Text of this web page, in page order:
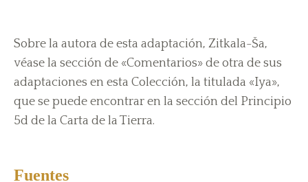
Sobre la autora de esta adaptación, Zitkala-Ša,
véase la sección de «Comentarios» de otra de sus
adaptaciones en esta Colección, la titulada «Iya»,
que se puede encontrar en la sección del Principio
5d de la Carta de la Tierra.
Fuentes